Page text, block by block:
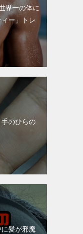
界一の体に
ー」トレ
のひらの
髪が邪魔